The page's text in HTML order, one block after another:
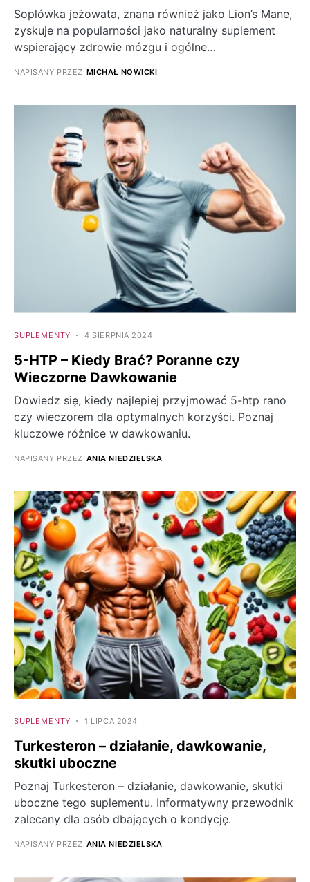
Soplówka jeżowata, znana również jako Lion’s Mane,
zyskuje na popularności jako naturalny suplement
wspierający zdrowie mózgu i ogólne…
NAPISANY PRZEZ MICHAŁ NOWICKI
SUPLEMENTY 4 SIERPNIA 2024
5-HTP – Kiedy Brać? Poranne czy
Wieczorne Dawkowanie
Dowiedz się, kiedy najlepiej przyjmować 5-htp rano
czy wieczorem dla optymalnych korzyści. Poznaj
kluczowe różnice w dawkowaniu.
NAPISANY PRZEZ ANIA NIEDZIELSKA
SUPLEMENTY 1 LIPCA 2024
Turkesteron – działanie, dawkowanie,
skutki uboczne
Poznaj Turkesteron – działanie, dawkowanie, skutki
uboczne tego suplementu. Informatywny przewodnik
zalecany dla osób dbających o kondycję.
NAPISANY PRZEZ ANIA NIEDZIELSKA